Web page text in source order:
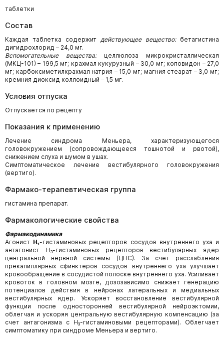
таблетки
Состав
Каждая таблетка содержит действующее вещество:бетагистина
дигидрохлорид – 24,0 мг.
Вспомогательные вещества:целлюлоза микрокристаллическая
(МКЦ-101) – 199,5 мг; крахмал кукурузный – 30,0 мг; коповидон – 27,0
мг; карбоксиметилкрахмал натрия – 15,0 мг; магния стеарат – 3,0 мг;
кремния диоксид коллоидный – 1,5 мг.
Условия отпуска
Отпускается по рецепту
Показания к применению
Лечение синдрома Меньера, характеризующегося
головокружением (сопровождающееся тошнотой и рвотой),
снижением слуха и шумом в ушах.
Симптоматическое лечение вестибулярного головокружения
(вертиго).
Фармако-терапевтическая группа
гистамина препарат.
Фармакологические свойства
Фармакодинамика
Агонист Н₁-гистаминовых рецепторов сосудов внутреннего уха и
антагонист Н₃-гистаминовых рецепторов вестибулярных ядер
центральной нервной системы (ЦНС). За счет расслабления
прекапиллярных сфинктеров сосудов внутреннего уха улучшает
кровообращение в сосудистой полоске внутреннего уха. Усиливает
кровоток в головном мозге, дозозависимо снижает генерацию
потенциалов действия в нейронах латеральных и медиальных
вестибулярных ядер. Ускоряет восстановление вестибулярной
функции после односторонней вестибулярной нейроэктомии,
облегчая и ускоряя центральную вестибулярную компенсацию (за
счет антагонизма с Н₃-гистаминовыми рецепторами). Облегчает
симптоматику при синдроме Меньера и вертиго.